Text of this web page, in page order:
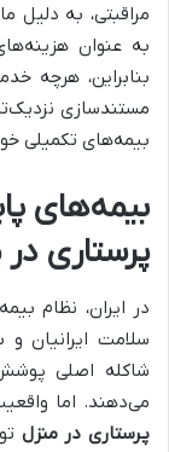
مراقبتی، به دلیل
به عنوان
بنابراین، هرچه
مستندسازی
بیمه‌های تکمیلی
بیمه‌های
پرستاری
در ایران، نظام
سلامت ایرانیان
شاکله اصلی
می‌دهند. اما
پرستاری در منزل